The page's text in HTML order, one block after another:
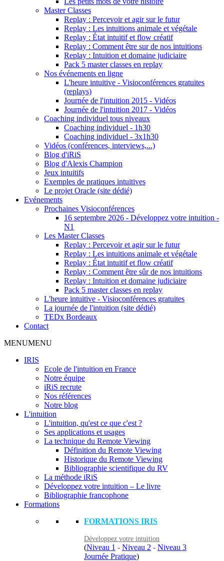
Master Classes
Replay : Percevoir et agir sur le futur
Replay : Les intuitions animale et végétale
Replay : État intuitif et flow créatif
Replay : Comment être sur de nos intuitions
Replay : Intuition et domaine judiciaire
Pack 5 master classes en replay
Nos événements en ligne
L'heure intuitive - Visioconférences gratuites
(replays)
Journée de l'intuition 2015 - Vidéos
Journée de l'intuition 2017 - Vidéos
Coaching individuel tous niveaux
Coaching individuel - 1h30
Coaching individuel - 3x1h30
Vidéos (conférences, interviews,...)
Blog d'iRiS
Blog d'Alexis Champion
Jeux intuitifs
Exemples de pratiques intuitives
Le projet Oracle (site dédié)
Evénements
Prochaines Visioconférences
16 septembre 2026 - Développez votre intuition -
N1
Les Master Classes
Replay : Percevoir et agir sur le futur
Replay : Les intuitions animale et végétale
Replay : État intuitif et flow créatif
Replay : Comment être sûr de nos intuitions
Replay : Intuition et domaine judiciaire
Pack 5 master classes en replay
L'heure intuitive - Visioconférences gratuites
La journée de l'intuition (site dédié)
TEDx Bordeaux
Contact
MENUMENU
IRIS
Ecole de l'intuition en France
Notre équipe
iRiS recrute
Nos références
Notre blog
L'intuition
L'intuition, qu'est ce que c'est ?
Ses applications et usages
La technique du Remote Viewing
Définition du Remote Viewing
Historique du Remote Viewing
Bibliographie scientifique du RV
La méthode iRiS
Développez votre intuition – Le livre
Bibliographie francophone
Formations
FORMATIONS IRIS
Développez votre intuition
(Niveau 1 - Niveau 2 - Niveau 3
Journée Pratique)